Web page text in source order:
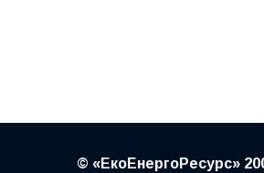
© «ЕкоЕнергоРесурс»